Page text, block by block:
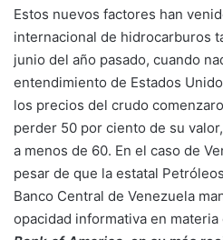
Estos nuevos factores han
internacional de hidrocarburos
junio del año pasado, cuando
entendimiento de Estados
los precios del crudo
perder 50 por ciento de su
a menos de 60. En el caso de
pesar de que la estatal
Banco Central de Venezuela
opacidad informativa en